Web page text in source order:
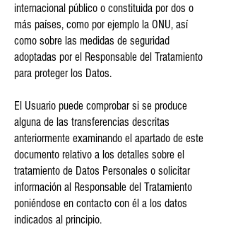
internacional público o constituida por dos o
más países, como por ejemplo la ONU, así
como sobre las medidas de seguridad
adoptadas por el Responsable del Tratamiento
para proteger los Datos.
El Usuario puede comprobar si se produce
alguna de las transferencias descritas
anteriormente examinando el apartado de este
documento relativo a los detalles sobre el
tratamiento de Datos Personales o solicitar
información al Responsable del Tratamiento
poniéndose en contacto con él a los datos
indicados al principio.